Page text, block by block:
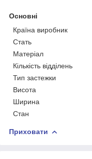
Основні
Країна виробник
Стать
Матеріал
Кількість відділень
Тип застежки
Висота
Ширина
Стан
Приховати